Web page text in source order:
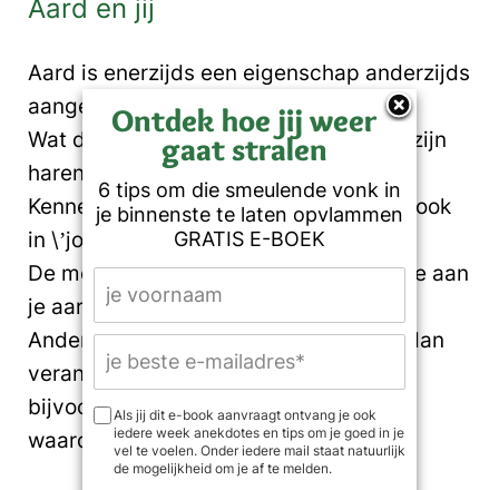
Aard en jij
Aard is enerzijds een eigenschap anderzijds
aangeleerd gedrag.
Wat dacht je van ‘een vos verliest wel zijn
haren maar niet zijn streken’?
Kennelijk staat ons karakter vast zoals ook
in \’jong geleerd oud gedaan\’.
De mensen in je omgeving herkennen je aan
je aard.
Andersom ook, wil je herkend worden dan
verander je niet van aard. Je blijft
bijvoorbeeld aardig want dan krijg je
waardering.
Ontdek hoe jij weer
gaat stralen
6 tips om die smeulende vonk in
je binnenste te laten opvlammen
GRATIS E-BOEK
Als jij dit e-book aanvraagt ontvang je ook
iedere week anekdotes en tips om je goed in je
vel te voelen. Onder iedere mail staat natuurlijk
de mogelijkheid om je af te melden.